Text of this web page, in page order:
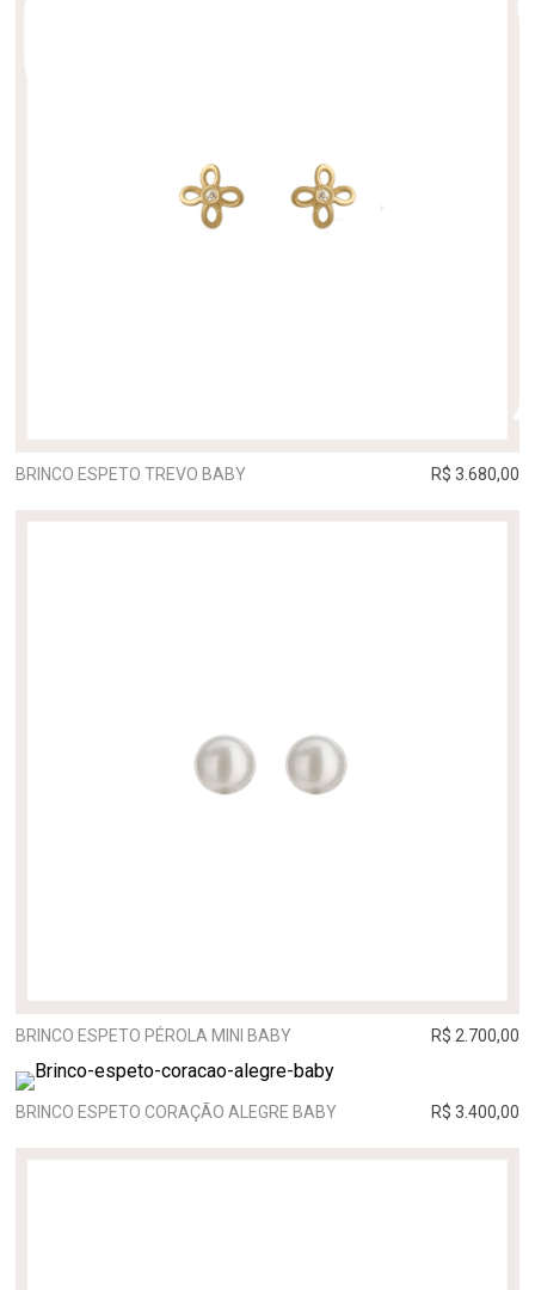
BRINCO ESPETO TREVO BABY R$ 3.680,00
BRINCO ESPETO PÉROLA MINI BABY R$ 2.700,00
BRINCO ESPETO CORAÇÃO ALEGRE BABY R$ 3.400,00